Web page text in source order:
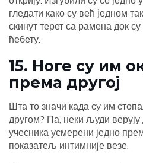
гледати како су већ једном
скинут терет са рамена док
ћебету.
15. Ноге су им
према другој
Шта то значи када су им
другом? Па, неки људи
учесника усмерени једно
показатељ интимније везе.